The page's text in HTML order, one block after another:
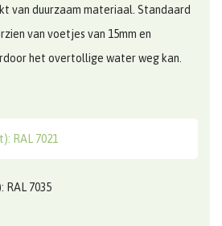
van duurzaam materiaal. Standaard
van voetjes van 15mm en
het overtollige water weg kan.
RAL 7021
RAL 7035